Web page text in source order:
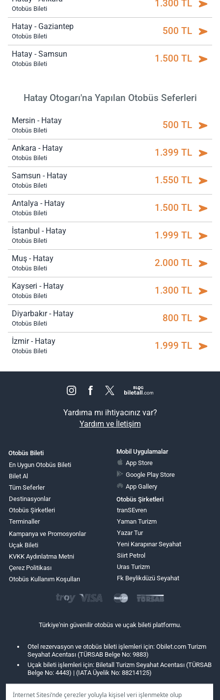
İnternet Sitesi’nde çerezler yoluyla kişisel veri işlenmekte olup
Otobüs Bileti 1.300 TL
Hatay - Gaziantep
Otobüs Bileti 500 TL
Hatay - Samsun
Otobüs Bileti 1.500 TL
Hatay Otogarı'na Yapılan Otobüs Seferleri
Mersin - Hatay
Otobüs Bileti 500 TL
Ankara - Hatay
Otobüs Bileti 1.399 TL
Samsun - Hatay
Otobüs Bileti 1.550 TL
Antalya - Hatay
Otobüs Bileti 1.500 TL
İstanbul - Hatay
Otobüs Bileti 1.999 TL
Muş - Hatay
Otobüs Bileti 2.000 TL
Kayseri - Hatay
Otobüs Bileti 1.300 TL
Diyarbakır - Hatay
Otobüs Bileti 800 TL
İzmir - Hatay
Otobüs Bileti 1.999 TL
Yardıma mı ihtiyacınız var?
Yardım ve İletişim
Otobüs Bileti
En Uygun Otobüs Bileti
Bilet Al
Tüm Seferler
Destinasyonlar
Otobüs Şirketleri
Terminaller
Kampanya ve Promosyonlar
Uçak Bileti
KVKK Aydınlatma Metni
Çerez Politikası
Otobüs Kullanım Koşulları
Mobil Uygulamalar
App Store
Google Play Store
App Gallery
Otobüs Şirketleri
tranSEvren
Yaman Turizm
Yazar Tur
Yeni Karapınar Seyahat
Siirt Petrol
Uras Turizm
Fk Beylikdüzü Seyahat
Türkiye'nin güvenilir otobüs ve uçak bileti platformu.
Otel rezervasyon ve otobüs bileti işlemleri için: Obilet.com Turizm
Seyahat Acentası (TÜRSAB Belge No: 9883)
Uçak bileti işlemleri için: Biletall Turizm Seyahat Acentası (TÜRSAB
Belge No: 4443) | (IATA Üyelik No: 88214125)